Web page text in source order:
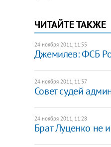
ЧИТАЙТЕ ТАКЖЕ
24 ноября 2011, 11:55
Джемилев: ФСБ
24 ноября 2011, 11:37
Совет судей
24 ноября 2011, 11:28
Брат Луценко не